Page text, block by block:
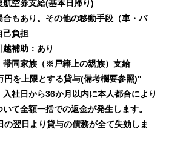
空券支給(基本日帰り)
もあり。その他の移動手段（車・バ
己負担
越補助：あり
同家族（※戸籍上の親族）支給
を上限とする貸与(備考欄要参照)"
社日から36か月以内に本人都合により
て全額一括での返金が発生します。
翌日より貸与の債務が全て失効しま